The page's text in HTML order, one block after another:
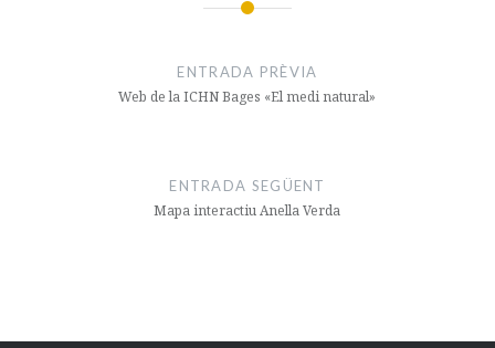
ENTRADA PRÈVIA
Web de la ICHN Bages «El medi natural»
ENTRADA SEGÜENT
Mapa interactiu Anella Verda